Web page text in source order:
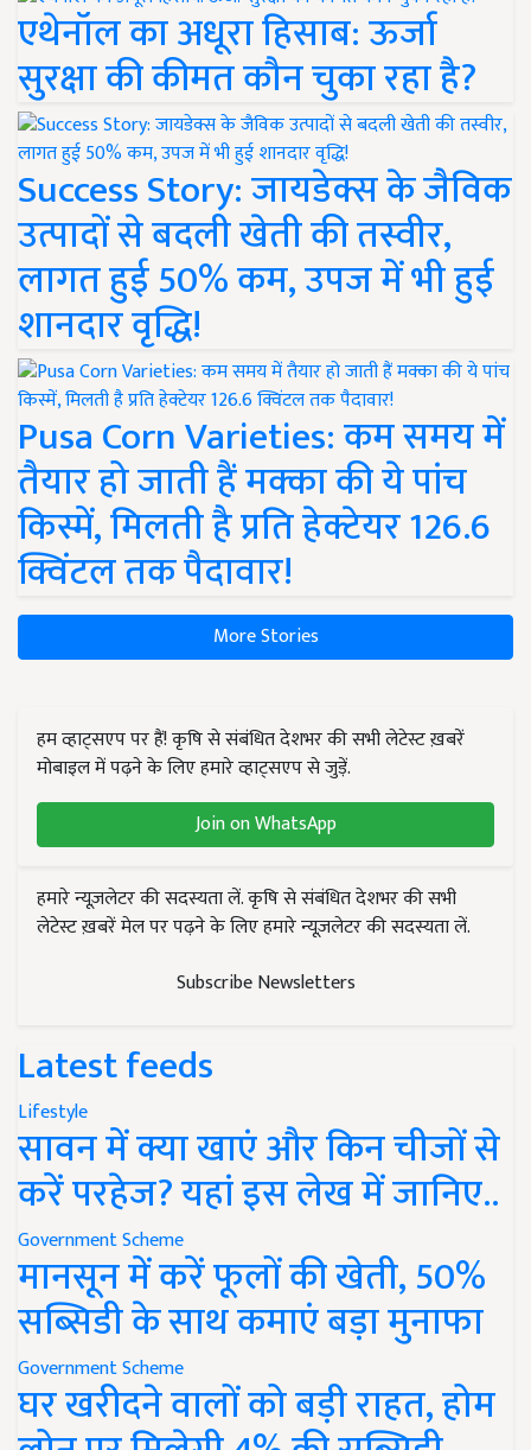
एथेनॉल का अधूरा हिसाब: ऊर्जा
सुरक्षा की कीमत कौन चुका रहा है?
Success Story: जायडेक्स के जैविक
उत्पादों से बदली खेती की तस्वीर,
लागत हुई 50% कम, उपज में भी हुई
शानदार वृद्धि!
Pusa Corn Varieties: कम समय में
तैयार हो जाती हैं मक्का की ये पांच
किस्में, मिलती है प्रति हेक्टेयर 126.6
क्विंटल तक पैदावार!
More Stories
हम व्हाट्सएप पर हैं! कृषि से संबंधित देशभर की सभी लेटेस्ट ख़बरें
मोबाइल में पढ़ने के लिए हमारे व्हाट्सएप से जुड़ें.
Join on WhatsApp
हमारे न्यूज़लेटर की सदस्यता लें. कृषि से संबंधित देशभर की सभी
लेटेस्ट ख़बरें मेल पर पढ़ने के लिए हमारे न्यूज़लेटर की सदस्यता लें.
Subscribe Newsletters
Latest feeds
Lifestyle
सावन में क्या खाएं और किन चीजों से
करें परहेज? यहां इस लेख में जानिए..
Government Scheme
मानसून में करें फूलों की खेती, 50%
सब्सिडी के साथ कमाएं बड़ा मुनाफा
Government Scheme
घर खरीदने वालों को बड़ी राहत, होम